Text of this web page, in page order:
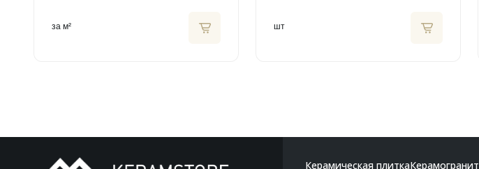
за м² шт
Керамическая плиткаКерамогранит